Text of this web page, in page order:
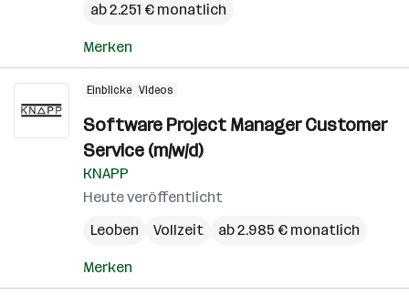
ab 2.251 € monatlich
Merken
Einblicke Videos
Software Project Manager Customer
Service (m/w/d)
KNAPP
Heute veröffentlicht
Leoben
Vollzeit ab 2.985 € monatlich
Merken